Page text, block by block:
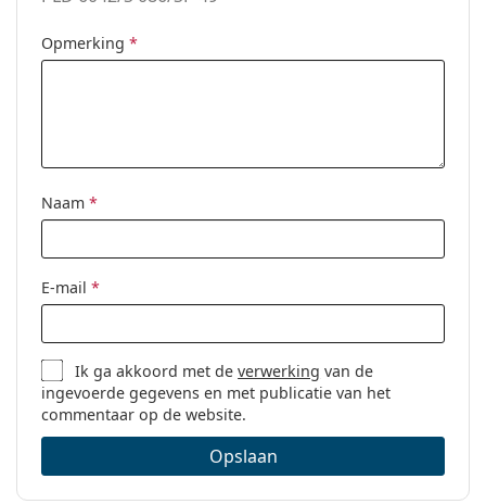
Opmerking *
Naam *
E-mail *
Ik ga akkoord met deverwerking van de
ingevoerde gegevens en met publicatie van het
commentaar op de website.
Opslaan